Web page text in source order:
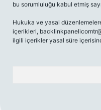
bu sorumluluğu kabul etmiş
Hukuka ve yasal
içerikleri,
ilgili içerikler yasal süre